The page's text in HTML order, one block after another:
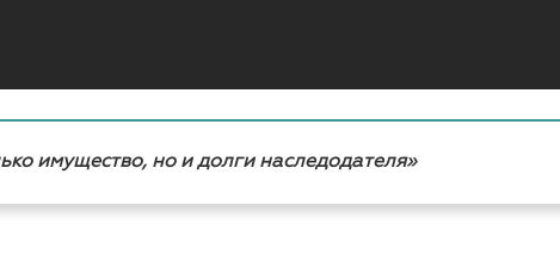
имущество, но и долги наследодателя»